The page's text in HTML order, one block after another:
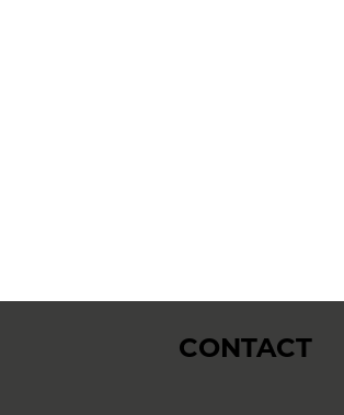
CONTACT